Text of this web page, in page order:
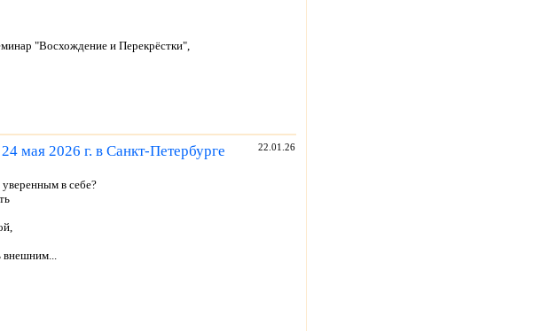
"Восхождение и Перекрёстки",
мая 2026 г. в Санкт-Петербурге 22.01.26
в себе?